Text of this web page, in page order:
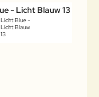
Licht Blue -
Licht Blauw
13